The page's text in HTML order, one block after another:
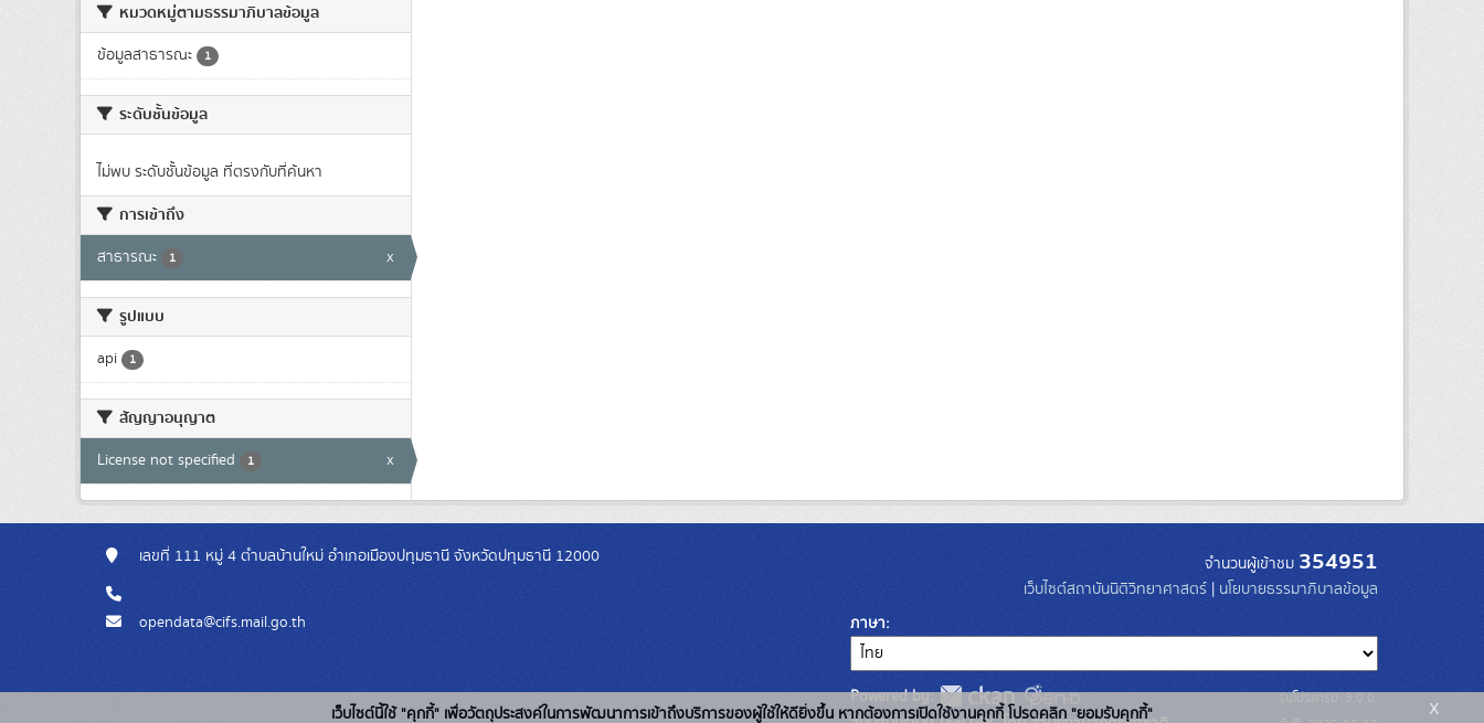
หมวดหมู่ตามธรรมาภิบาลข้อมูล
ข้อมูลสาธารณะ 1
ระดับชั้นข้อมูล
ไม่พบ ระดับชั้นข้อมูล ที่ตรงกับที่ค้นหา
การเข้าถึง
สาธารณะ 1 x
รูปแบบ
api 1
สัญญาอนุญาต
License not specified 1 x
เลขที่ 111 หมู่ 4 ตำบลบ้านใหม่ อำเภอเมืองปทุมธานี จังหวัดปทุมธานี 12000
opendata@cifs.mail.go.th
จำนวนผู้เข้าชม 354951
เว็บไซต์สถาบันนิติวิทยาศาสตร์ | นโยบายธรรมาภิบาลข้อมูล
ภาษา
Powered by:
รุ่นโปรแกรม: 3.0.0
เว็บไซต์นี้ใช้ "คุกกี้" เพื่อวัตถุประสงค์ในการพัฒนาการเข้าถึงบริการของผู้ใช้ให้ดียิ่งขึ้น หากต้องการเปิดใช้งานคุกกี้ โปรดคลิก "ยอมรับคุกกี้" x